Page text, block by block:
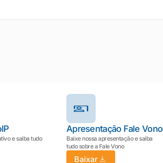
e saiba tudo
Apresentação Fale Vono
Baixe nossa apresentação e saiba
tudo sobre a Fale Vono
Baixar